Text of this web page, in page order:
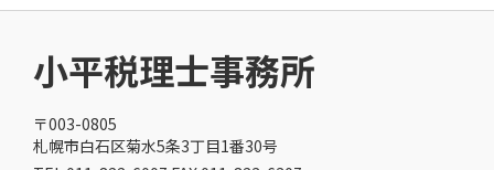
小平税理士事務所
〒003-0805
札幌市白石区菊水5条3丁目1番30号